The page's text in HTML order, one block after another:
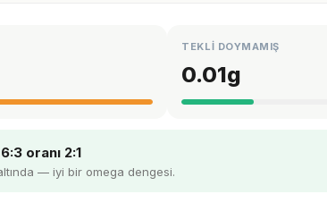
TEKLİ DOYMAMIŞ
0.01g
oranı 2:1
— iyi bir omega dengesi.